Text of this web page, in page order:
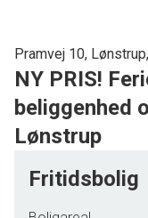
Pramvej 10,
NY PRIS!
beliggenhed
Lønstrup
Lønstrup er
supermarked,
Fritidsbolig